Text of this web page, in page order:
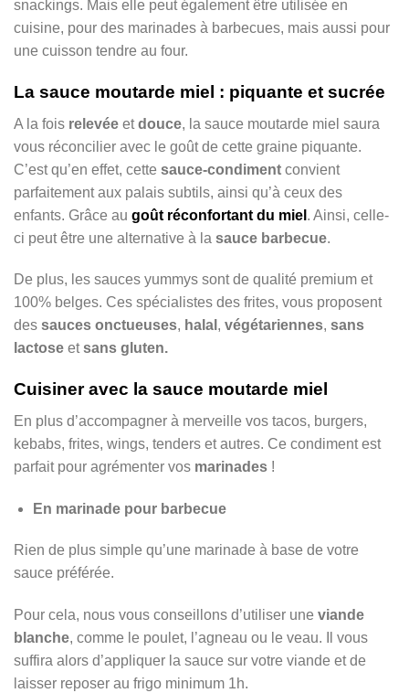
snackings. Mais elle peut également être utilisée en
cuisine, pour des marinades à barbecues, mais aussi pour
une cuisson tendre au four.
La sauce moutarde miel : piquante et sucrée
A la fois relevée etdouce, la sauce moutarde miel saura
vous réconcilier avec le goût de cette graine piquante.
C’est qu’en effet, cette sauce-condiment convient
parfaitement aux palais subtils, ainsi qu’à ceux des
enfants. Grâce au goût réconfortant du miel . Ainsi, celle-
ci peut être une alternative à la sauce barbecue.
De plus, les sauces yummys sont de qualité premium et
100% belges. Ces spécialistes des frites, vous proposent
des sauces onctueuses, halal , végétariennes, sans
lactose etsans gluten.
Cuisiner avec la sauce moutarde miel
En plus d’accompagner à merveille vos tacos, burgers,
kebabs, frites, wings, tenders et autres. Ce condiment est
parfait pour agrémenter vos marinades !
En marinade pour barbecue
Rien de plus simple qu’une marinade à base de votre
sauce préférée.
Pour cela, nous vous conseillons d’utiliser une viande
blanche, comme le poulet, l’agneau ou le veau. Il vous
suffira alors d’appliquer la sauce sur votre viande et de
laisser reposer au frigo minimum 1h.